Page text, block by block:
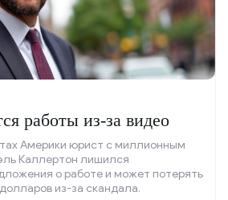
работы из-за видео
Америки юрист с миллионным
Каллертон лишился
о работе и может потерять
из-за скандала.